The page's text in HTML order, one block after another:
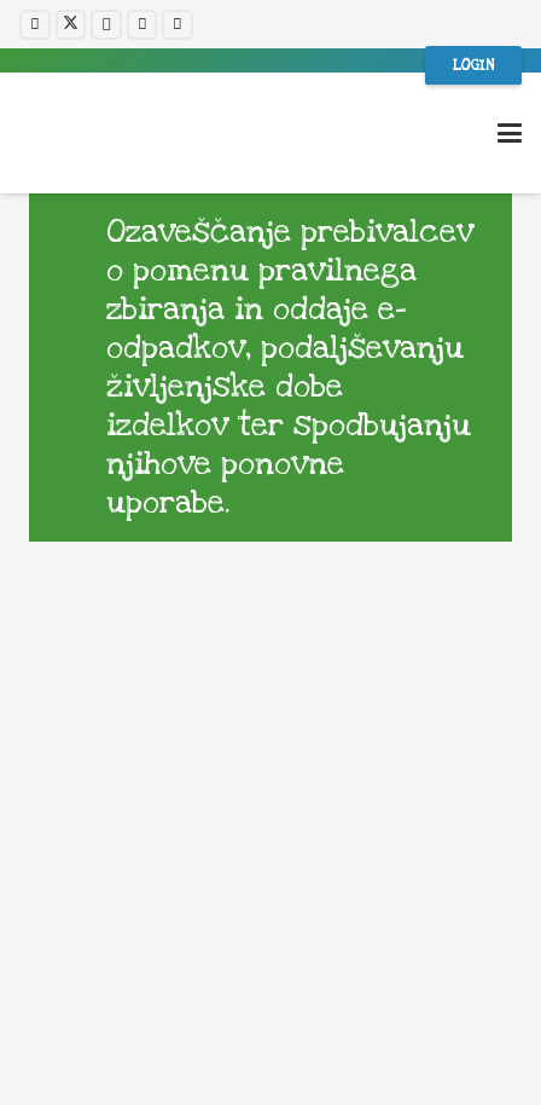
LOGIN
Ozaveščanje prebivalcev
o pomenu pravilnega
zbiranja in oddaje e-
odpadkov, podaljševanju
življenjske dobe
izdelkov ter spodbujanju
njihove ponovne
uporabe.